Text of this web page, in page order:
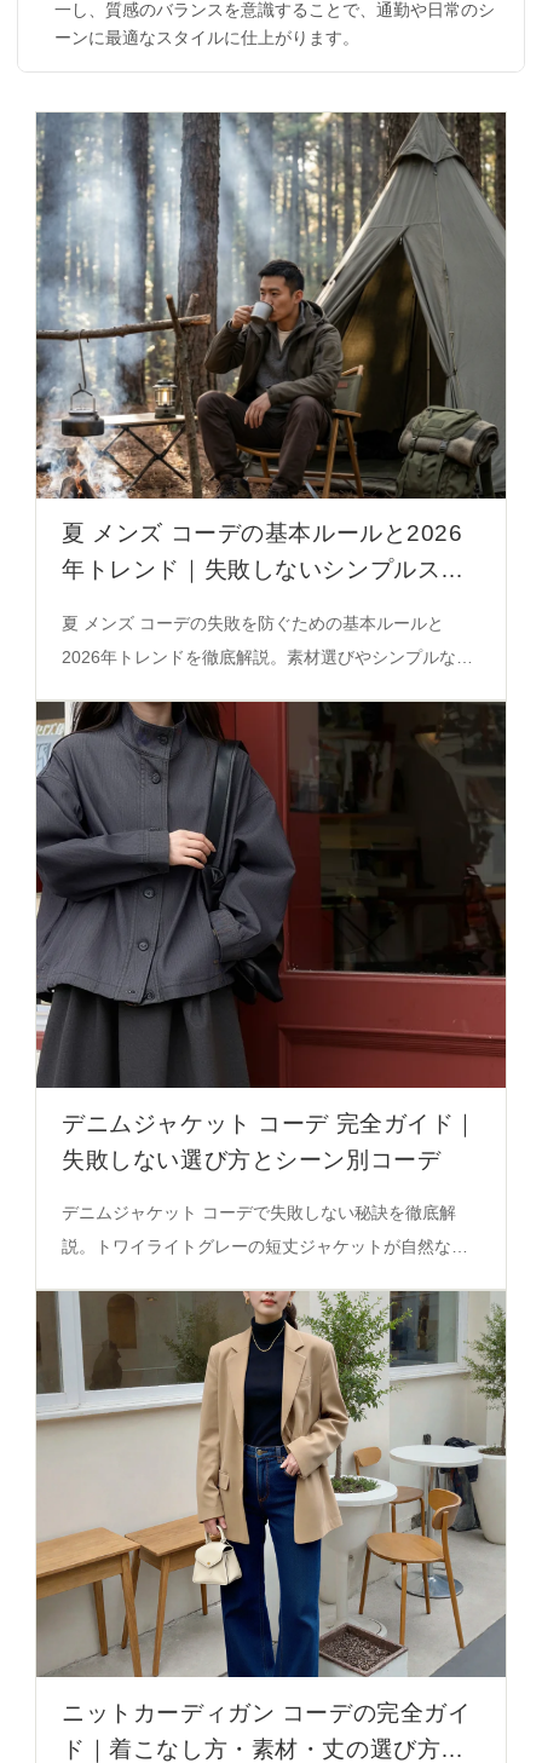
一し、質感のバランスを意識することで、通勤や日常のシ
ーンに最適なスタイルに仕上がります。
夏 メンズ コーデの基本ルールと2026
年トレンド｜失敗しないシンプルスタ
夏 メンズ コーデの失敗を防ぐための基本ルールと
2026年トレンドを徹底解説。素材選びやシンプルなパ
を重視した必見のガイドです。
デニムジャケット コーデ 完全ガイド｜
失敗しない選び方とシーン別コーデ
デニムジャケット コーデで失敗しない秘訣を徹底解
説。トワイライトグレーの短丈ジャケットが自然なバ
用法を必見。
ニットカーディガン コーデの完全ガイ
ド｜着こなし方・素材・丈の選び方を